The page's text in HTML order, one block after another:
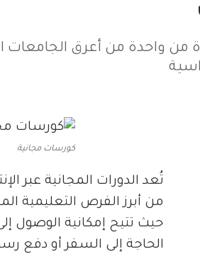
من واحدة من أعرق الجامعات
كورسات مجانية
تُعد الدورات المجانية عبر
من أبرز الفرص التعليمية
حيث تتيح إمكانية الوصول
الحاجة إلى السفر أو دفع